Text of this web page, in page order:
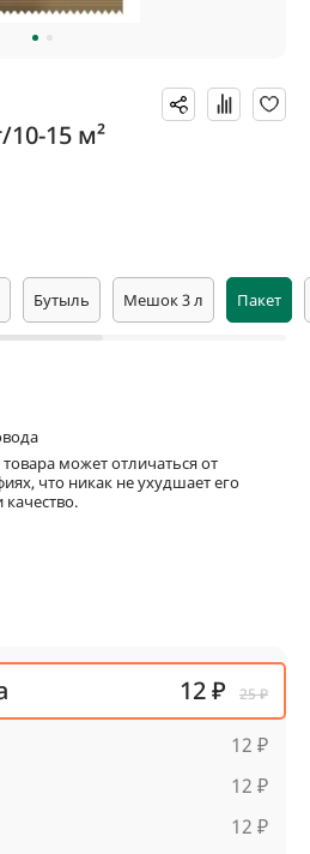
10-15 м²
Бутыль Мешок 3 л Пакет
может отличаться от
что никак не ухудшает его
качество.
12 ₽ 25 ₽
12 ₽
12 ₽
12 ₽